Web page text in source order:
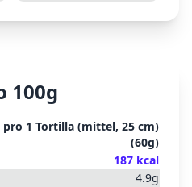
100g
pro 1 Tortilla (mittel, 25 cm)
(60g)
187 kcal
4.9g